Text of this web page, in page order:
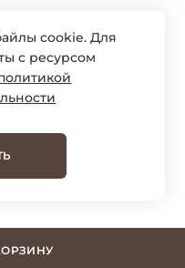
cookie. Для
с ресурсом